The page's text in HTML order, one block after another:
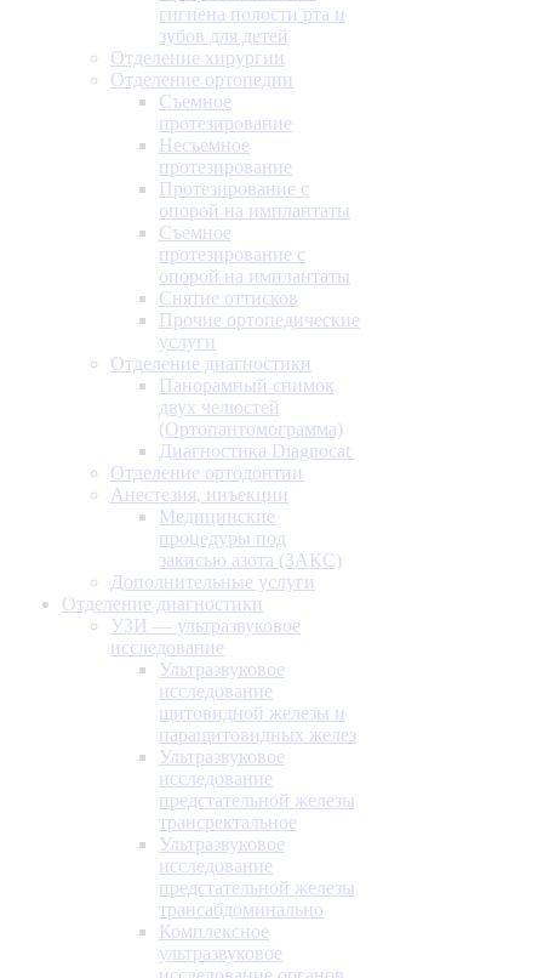
гигиена полости рта и
зубов для детей
Отделение хирургии
Отделение ортопедии
Съемное
протезирование
Несъемное
протезирование
Протезирование с
опорой на имплантаты
Съемное
протезирование с
опорой на имплантаты
Снятие оттисков
Прочие ортопедические
услуги
Отделение диагностики
Панорамный снимок
двух челюстей
(Ортопантомограмма)
Диагностика Diagnocat
Отделение ортодонтии
Анестезия, инъекции
Медицинские
процедуры под
закисью азота (ЗАКС)
Дополнительные услуги
Отделение диагностики
УЗИ — ультразвуковое
исследование
Ультразвуковое
исследование
щитовидной железы и
паращитовидных желез
Ультразвуковое
исследование
предстательной железы
трансректальное
Ультразвуковое
исследование
предстательной железы
трансабдоминально
Комплексное
ультразвуковое